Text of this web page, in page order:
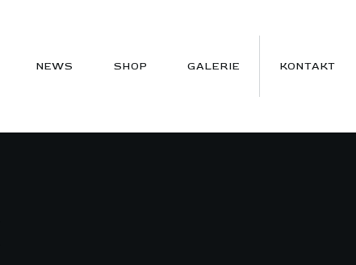
NEWS SHOP GALERIE KONTAKT